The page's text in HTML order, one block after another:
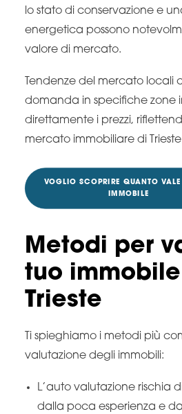
lo stato di conservazione e
energetica possono
valore di mercato.
Tendenze del mercato locali
domanda in specifiche zone
direttamente i prezzi,
mercato immobiliare di
VOGLIO SCOPRIRE QUANTO
IMMOBILE
Metodi per
tuo
Trieste
Ti spieghiamo i metodi più
valutazione degli immobili:
L’auto valutazione rischia
dalla poca esperienza e